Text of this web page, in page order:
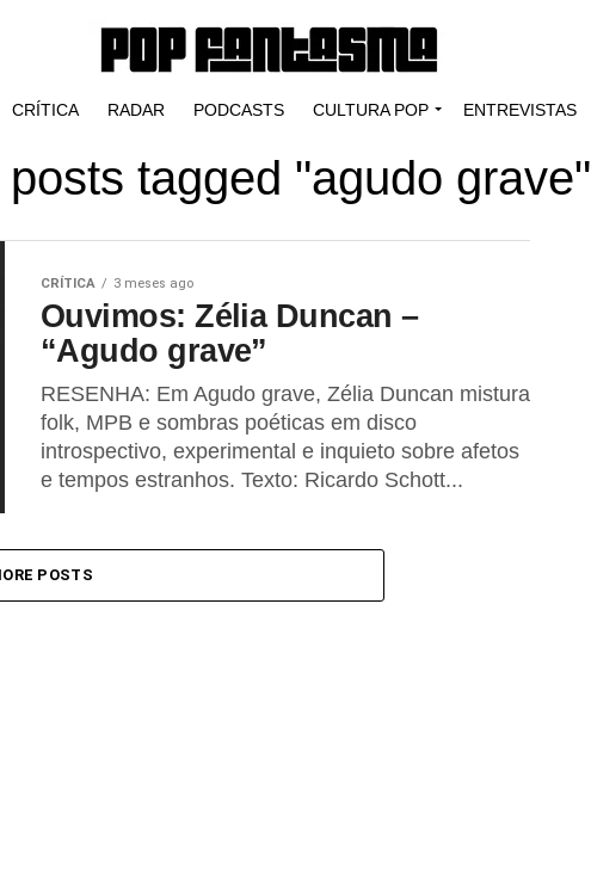
CRÍTICA RADAR PODCASTS CULTURA POP ENTREVISTAS
tagged "agudo grave"
CRÍTICA 3 meses ago
Ouvimos: Zélia Duncan –
“Agudo grave”
RESENHA: Em Agudo grave, Zélia Duncan mistura
folk, MPB e sombras poéticas em disco
introspectivo, experimental e inquieto sobre afetos
e tempos estranhos. Texto: Ricardo Schott...
POSTS